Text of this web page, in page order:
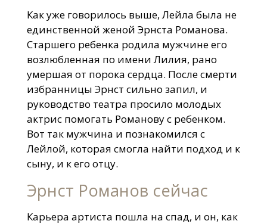
Как уже говорилось выше, Лейла была не
единственной женой Эрнста Романова.
Старшего ребенка родила мужчине его
возлюбленная по имени Лилия, рано
умершая от порока сердца. После смерти
избранницы Эрнст сильно запил, и
руководство театра просило молодых
актрис помогать Романову с ребенком.
Вот так мужчина и познакомился с
Лейлой, которая смогла найти подход и к
сыну, и к его отцу.
Эрнст Романов сейчас
Карьера артиста пошла на спад, и он, как